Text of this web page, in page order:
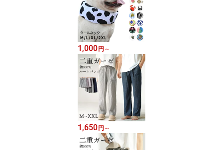
1,000円 ～
1,650円 ～